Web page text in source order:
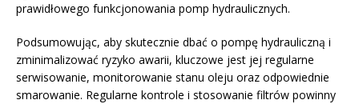
prawidłowego funkcjonowania pomp hydraulicznych.
Podsumowując, aby skutecznie dbać o pompę hydrauliczną i
zminimalizować ryzyko awarii, kluczowe jest jej regularne
serwisowanie, monitorowanie stanu oleju oraz odpowiednie
smarowanie. Regularne kontrole i stosowanie filtrów powinny